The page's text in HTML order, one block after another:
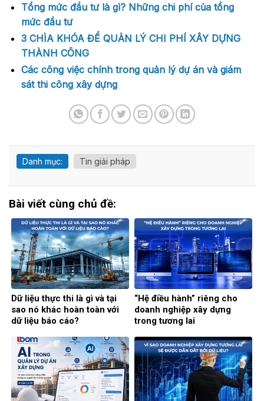
Tổng mức đầu tư là gì? Những chi phí của tổng
mức đầu tư
3 CHÌA KHÓA ĐỂ QUẢN LÝ CHI PHÍ XÂY DỰNG
THÀNH CÔNG
Các công việc chính trong quản lý dự án và giám
sát thi công xây dựng
Danh mục: Tin giải pháp
Bài viết cùng chủ đề:
Dữ liệu thực thi là gì và tại
sao nó khác hoàn toàn với
dữ liệu báo cáo?
“Hệ điều hành” riêng cho
doanh nghiệp xây dựng
trong tương lai